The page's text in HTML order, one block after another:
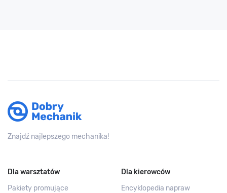
Znajdź najlepszego mechanika!
Dla warsztatów
Pakiety promujące
Dla kierowców
Encyklopedia napraw